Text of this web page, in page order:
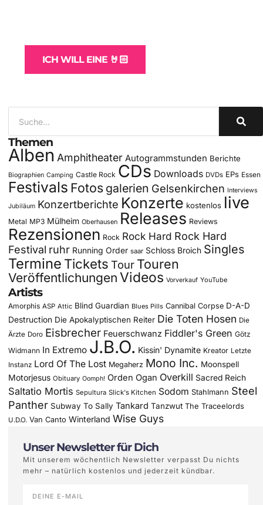
ICH WILL EINE 🤘🏻
Themen
Alben Amphitheater Autogrammstunden Berichte
Biographien Camping Castle Rock CDs Downloads DVDs EPs Essen
Festivals Fotos galerien Gelsenkirchen Interviews
Jubiläum Konzertberichte Konzerte kostenlos live
Metal MP3 Mülheim Oberhausen Releases Reviews
Rezensionen Rock Rock Hard Rock Hard
Festival ruhr Running Order saar Schloss Broich Singles
Termine Tickets Tour Touren
Veröffentlichungen Videos Vorverkauf YouTube
Artists
Amorphis ASP Attic Blind Guardian Blues Pills Cannibal Corpse D-A-D
Destruction Die Apokalyptischen Reiter Die Toten Hosen Die
Ärzte Doro Eisbrecher Feuerschwanz Fiddler's Green Götz
Widmann In Extremo J.B.O. Kissin' Dynamite Kreator Letzte
Instanz Lord Of The Lost Megaherz Mono Inc. Moonspell
Motorjesus Obituary Oomph! Orden Ogan Overkill Sacred Reich
Saltatio Mortis Sepultura Slick's Kitchen Sodom Stahlmann Steel
Panther Subway To Sally Tankard Tanzwut The Traceelords
U.D.O. Van Canto Winterland Wise Guys
Unser Newsletter für Dich
Mit unserem wöchentlich Newsletter verpasst Du nichts
mehr – natürlich kostenlos und jederzeit kündbar.